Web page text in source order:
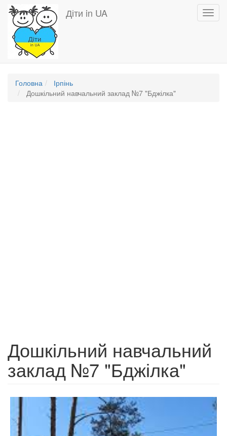
Перейти
основного
вмісту
Діти in UA
Головна
Ірпінь
Дошкільний навчальний заклад №7 "Бджілка"
Дошкільний навчальний
заклад №7 "Бджілка"